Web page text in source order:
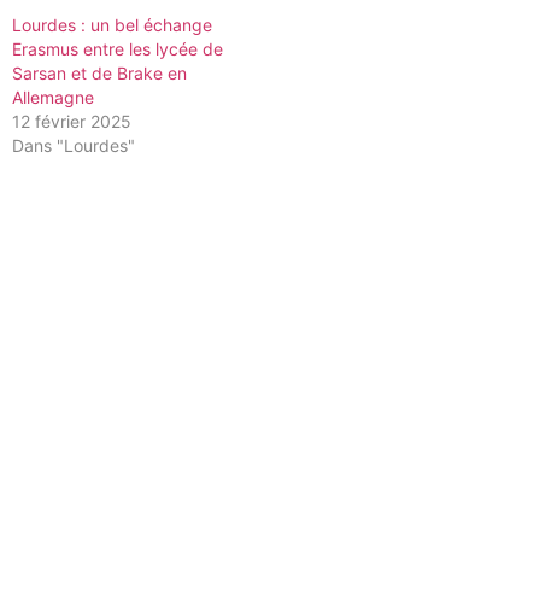
Lourdes : un bel échange
Erasmus entre les lycée de
Sarsan et de Brake en
Allemagne
12 février 2025
Dans "Lourdes"